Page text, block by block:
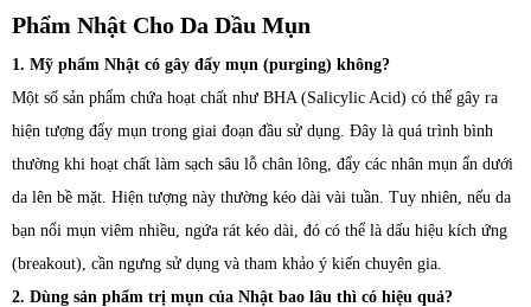
Phẩm Nhật Cho Da Dầu Mụn
1. Mỹ phẩm Nhật có gây đẩy mụn (purging) không?
Một số sản phẩm chứa hoạt chất như BHA (Salicylic Acid) có thể gây ra
hiện tượng đẩy mụn trong giai đoạn đầu sử dụng. Đây là quá trình bình
thường khi hoạt chất làm sạch sâu lỗ chân lông, đẩy các nhân mụn ẩn dưới
da lên bề mặt. Hiện tượng này thường kéo dài vài tuần. Tuy nhiên, nếu da
bạn nổi mụn viêm nhiều, ngứa rát kéo dài, đó có thể là dấu hiệu kích ứng
(breakout), cần ngưng sử dụng và tham khảo ý kiến chuyên gia.
2. Dùng sản phẩm trị mụn của Nhật bao lâu thì có hiệu quả?